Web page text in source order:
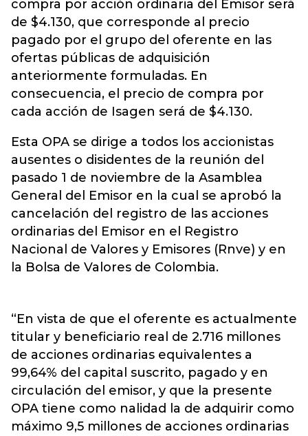
compra por acción ordinaria del Emisor será
de $4.130, que corresponde al precio
pagado por el grupo del oferente en las
ofertas públicas de adquisición
anteriormente formuladas. En
consecuencia, el precio de compra por
cada acción de Isagen será de $4.130.
Esta OPA se dirige a todos los accionistas
ausentes o disidentes de la reunión del
pasado 1 de noviembre de la Asamblea
General del Emisor en la cual se aprobó la
cancelación del registro de las acciones
ordinarias del Emisor en el Registro
Nacional de Valores y Emisores (Rnve) y en
la Bolsa de Valores de Colombia.
“En vista de que el oferente es actualmente
titular y bene­ficiario real de 2.716 millones
de acciones ordinarias equivalentes a
99,64% del capital suscrito, pagado y en
circulación del emisor, y que la presente
OPA tiene como nalidad la de adquirir como
máximo 9,5 millones de acciones ordinarias